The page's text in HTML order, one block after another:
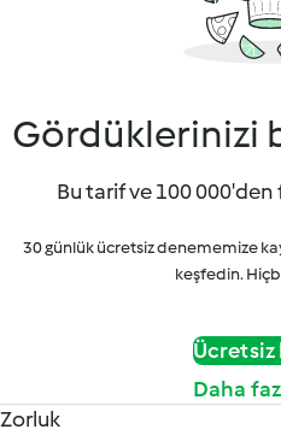
Gördüklerinizi
Bu tarif ve 100
30 günlük ücretsiz denememize
keşfedin.
Daha
Zorluk